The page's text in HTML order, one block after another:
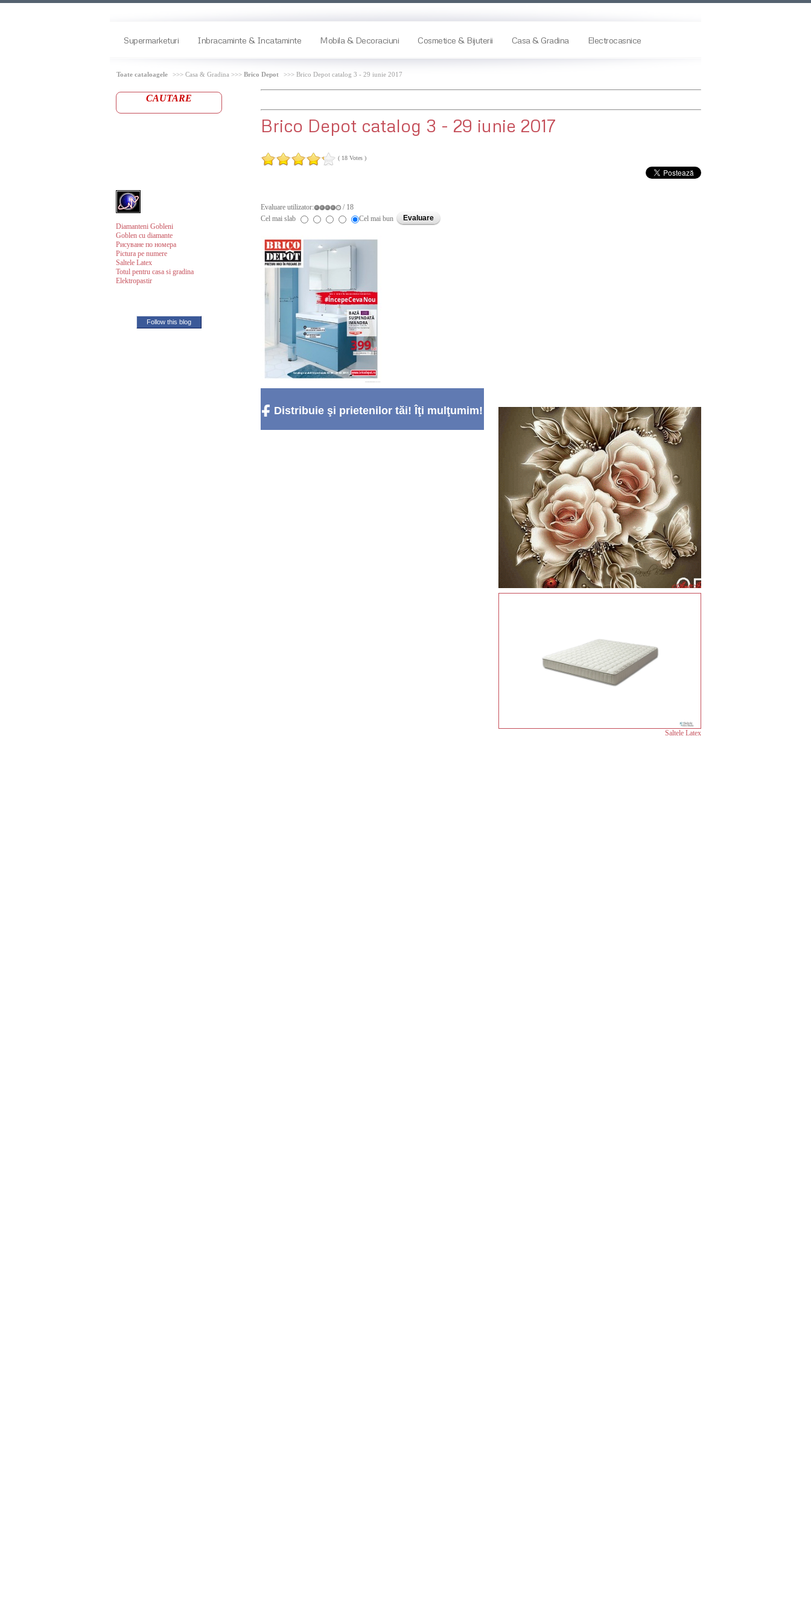
Supermarketuri Inbracaminte & Incataminte Mobila & Decoraciuni Cosmetice & Bijuterii Casa & Gradina Electrocasnice
Toate cataloagele >>> Casa & Gradina >>> Brico Depot >>> Brico Depot catalog 3 - 29 iunie 2017
CAUTARE
Diamanteni Gobleni
Goblen cu diamante
Рисуване по номера
Pictura pe numere
Saltele Latex
Totul pentru casa si gradina
Elektropastir
Follow this blog
Brico Depot catalog 3 - 29 iunie 2017
( 18 Votes )
Evaluare utilizator:
/ 18
Cel mai slab
Cel mai bun
Saltele Latex
Distribuie şi prietenilor tăi! Îţi mulţumim!